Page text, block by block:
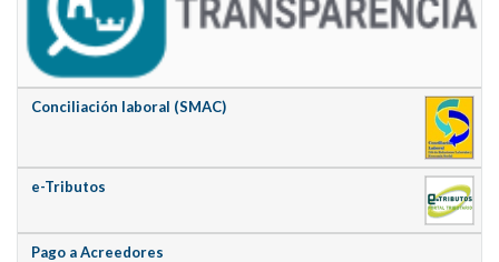
Conciliación laboral (SMAC)
e-Tributos
Pago a Acreedores